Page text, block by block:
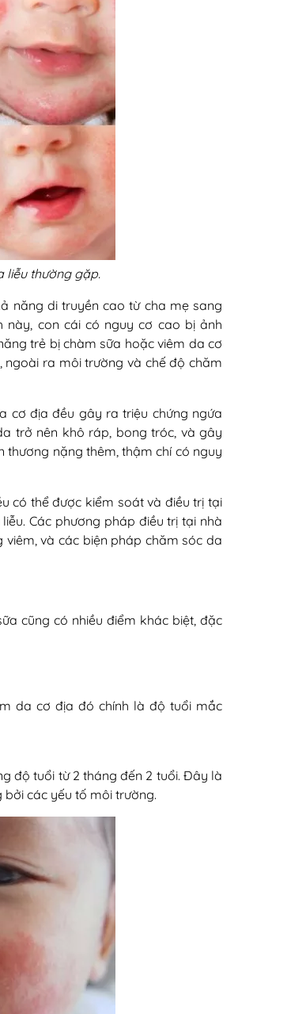
liễu thường gặp.
năng di truyền cao từ cha mẹ sang
con cái có nguy cơ cao bị ảnh
trẻ bị chàm sữa hoặc viêm da cơ
ngoài ra môi trường và chế độ chăm
cơ địa đều gây ra triệu chứng ngứa
trở nên khô ráp, bong tróc, và gây
thương nặng thêm, thậm chí có nguy
có thể được kiểm soát và điều trị tại
Các phương pháp điều trị tại nhà
và các biện pháp chăm sóc da
cũng có nhiều điểm khác biệt, đặc
da cơ địa đó chính là độ tuổi mắc
độ tuổi từ 2 tháng đến 2 tuổi. Đây là
bởi các yếu tố môi trường.